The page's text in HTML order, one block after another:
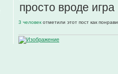
просто вроде
3 человек отметили этот пост как